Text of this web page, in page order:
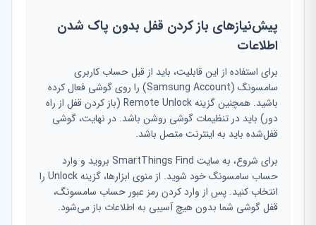
پیش‌نیازهای باز کردن قفل بدون پاک شدن
اطلاعات
برای استفاده از این قابلیت، باید از قبل حساب کاربری
سامسونگ (Samsung Account) را روی گوشی فعال کرده
باشید. همچنین گزینه Remote Unlock (باز کردن قفل از راه
دور) باید در تنظیمات گوشی روشن باشد. در نهایت، گوشی
قفل‌شده باید به اینترنت متصل باشد.
برای شروع، به سایت SmartThings Find بروید و وارد
حساب سامسونگ خود شوید. از منوی ابزارها، گزینه Unlock را
انتخاب کنید. پس از وارد کردن رمز عبور حساب سامسونگ،
قفل گوشی شما بدون هیچ آسیبی به اطلاعات باز می‌شود.